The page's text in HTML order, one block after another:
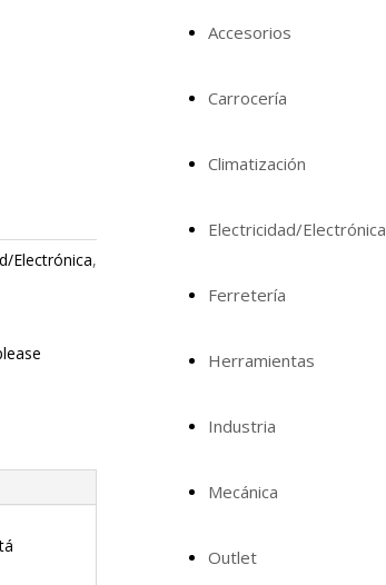
Electrónica,
Accesorios
Carrocería
Climatización
Electricidad/Electrónica
Ferretería
Herramientas
Industria
Mecánica
Outlet